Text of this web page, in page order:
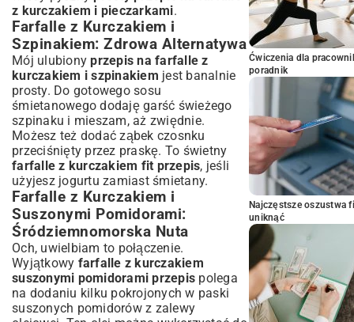
z kurczakiem i pieczarkami.
Farfalle z Kurczakiem i
Szpinakiem: Zdrowa Alternatywa
Mój ulubionyprzepis na farfalle z
kurczakiem i szpinakiem jest banalnie
prosty. Do gotowego sosu
śmietanowego dodaję garść świeżego
szpinaku i mieszam, aż zwiędnie.
Możesz też dodać ząbek czosnku
przeciśnięty przez praskę. To świetny
farfalle z kurczakiem fit przepis, jeśli
użyjesz jogurtu zamiast śmietany.
Farfalle z Kurczakiem i
Suszonymi Pomidorami:
Śródziemnomorska Nuta
Och, uwielbiam to połączenie.
Wyjątkowy farfalle z kurczakiem
suszonymi pomidorami przepis polega
na dodaniu kilku pokrojonych w paski
suszonych pomidorów z zalewy
Ćwiczenia dla
poradnik
Najczęstsze oszustwa
uniknąć